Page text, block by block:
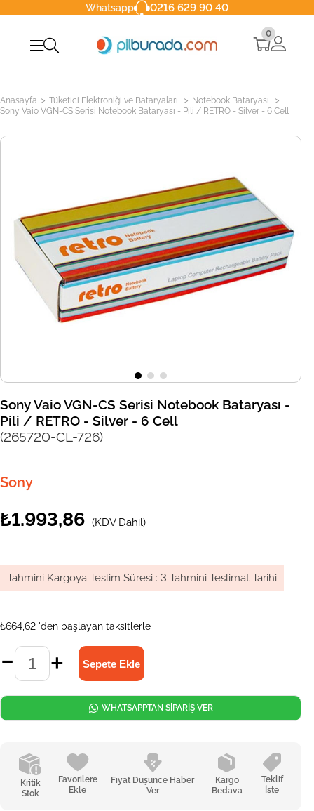
Whatsapp 0216 629 90 40
0
Anasayfa > Tüketici Elektroniği ve Bataryaları > Notebook Bataryası >
Sony Vaio VGN-CS Serisi Notebook Bataryası - Pili / RETRO - Silver - 6 Cell
Sony Vaio VGN-CS Serisi Notebook Bataryası -
Pili / RETRO - Silver - 6 Cell
(265720-CL-726)
Sony
₺1.993,86 (KDV Dahil)
Tahmini Kargoya Teslim Süresi : 3 Tahmini Teslimat Tarihi
₺664,62 'den başlayan taksitlerle
Kritik
Stok
Favorilere
Ekle
Fiyat Düşünce Haber
Ver
Kargo
Bedava
Teklif
İste
WHATSAPPTAN SİPARİŞ VER